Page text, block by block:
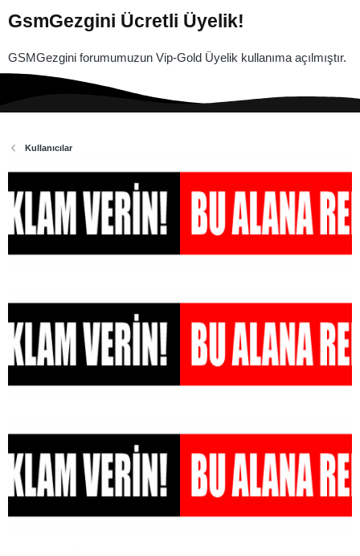
GsmGezgini Ücretli Üyelik!
GSMGezgini forumumuzun Vip-Gold Üyelik kullanıma açılmıştır.
Kullanıcılar